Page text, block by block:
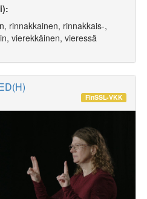
rinnakkainen, rinnakkais-,
vierekkäinen, vieressä
FinSSL-VKK